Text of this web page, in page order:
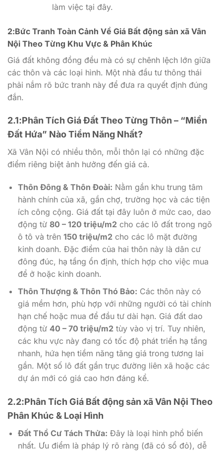
làm việc tại đây.
2:Bức Tranh Toàn Cảnh Về Giá Bất động sản xã Vân
Nội Theo Từng Khu Vực & Phân Khúc
Giá đất không đồng đều mà có sự chênh lệch lớn giữa
các thôn và các loại hình. Một nhà đầu tư thông thái
phải nắm rõ bức tranh này để đưa ra quyết định đúng
đắn.
2.1:Phân Tích Giá Đất Theo Từng Thôn – “Miền
Đất Hứa” Nào Tiềm Năng Nhất?
Xã Vân Nội có nhiều thôn, mỗi thôn lại có những đặc
điểm riêng biệt ảnh hưởng đến giá cả.
Thôn Đông & Thôn Đoài: Nằm gần khu trung tâm
hành chính của xã, gần chợ, trường học và các tiện
ích công cộng. Giá đất tại đây luôn ở mức cao, dao
động từ 80 – 120 triệu/m2cho các lô đất trong ngõ
ô tô và trên 150 triệu/m2cho các lô mặt đường
kinh doanh. Đặc điểm của hai thôn này là dân cư
đông đúc, hạ tầng ổn định, thích hợp cho việc mua
để ở hoặc kinh doanh.
Thôn Thượng & Thôn Thó Bảo: Các thôn này có
giá mềm hơn, phù hợp với những người có tài chính
hạn chế hoặc mua để đầu tư dài hạn. Giá đất dao
động từ 40 – 70 triệu/m2tùy vào vị trí. Tuy nhiên,
các khu vực này đang có tốc độ phát triển hạ tầng
nhanh, hứa hẹn tiềm năng tăng giá trong tương lai
gần. Một số lô đất gần trục đường liên xã hoặc các
dự án mới có giá cao hơn đáng kể.
2.2:Phân Tích Giá Bất động sản xã Vân Nội Theo
Phân Khúc & Loại Hình
Đất Thổ Cư Tách Thửa: Đây là loại hình phổ biến
nhất. Ưu điểm là pháp lý rõ ràng (đã có sổ đỏ), dễ